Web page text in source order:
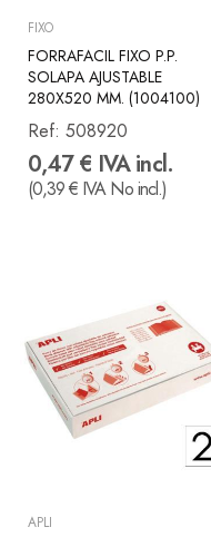
FIXO
FORRAFACIL FIXO P.P.
SOLAPA AJUSTABLE
280X520 MM. (1004100)
Ref: 508920
0,47 € IVA incl.
(0,39 € IVA No incl.)
APLI